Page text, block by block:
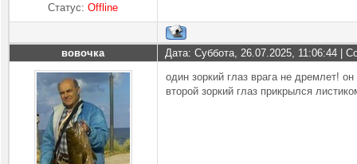
Статус:Offline
вовочка Дата: Суббота, 26.07.2025, 11:06:44 |
один зоркий глаз врага не дремлет!
второй зоркий глаз прикрылся